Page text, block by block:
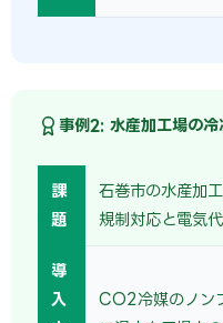
事例2: 水産加工場の冷
課
題
石巻市の水産加
規制対応と電気
導
入
CO2冷媒のノン